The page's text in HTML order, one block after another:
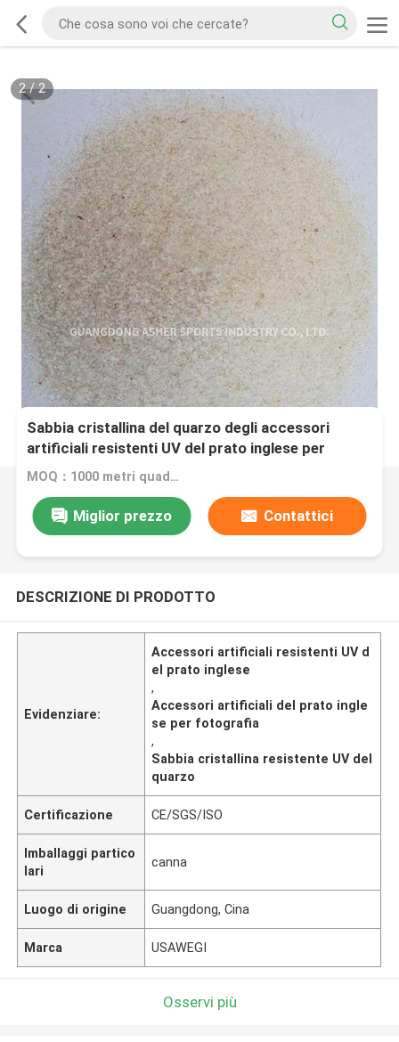
2/2
Sabbia cristallina del quarzo degli accessori
artificiali resistenti UV del prato inglese per
fotografia
MOQ：1000 metri quadrati
Miglior prezzo Contattici
DESCRIZIONE DI PRODOTTO
Evidenziare:
Accessori artificiali resistenti UV d
el prato inglese
,
Accessori artificiali del prato ingle
se per fotografia
,
Sabbia cristallina resistente UV del
quarzo
Certificazione CE/SGS/ISO
Imballaggi partico
lari
canna
Luogo di origine Guangdong, Cina
Marca USAWEGI
Osservi più